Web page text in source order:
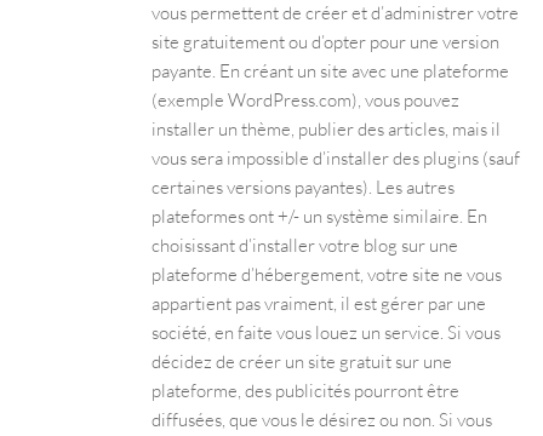
vous permettent de créer et d’administrer votre
site gratuitement ou d’opter pour une version
payante. En créant un site avec une plateforme
(exemple WordPress.com), vous pouvez
installer un thème, publier des articles, mais il
vous sera impossible d’installer des plugins (sauf
certaines versions payantes). Les autres
plateformes ont +/- un système similaire. En
choisissant d’installer votre blog sur une
plateforme d’hébergement, votre site ne vous
appartient pas vraiment, il est gérer par une
société, en faite vous louez un service. Si vous
décidez de créer un site gratuit sur une
plateforme, des publicités pourront être
diffusées, que vous le désirez ou non. Si vous